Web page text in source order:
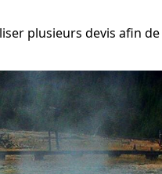
plusieurs devis afin